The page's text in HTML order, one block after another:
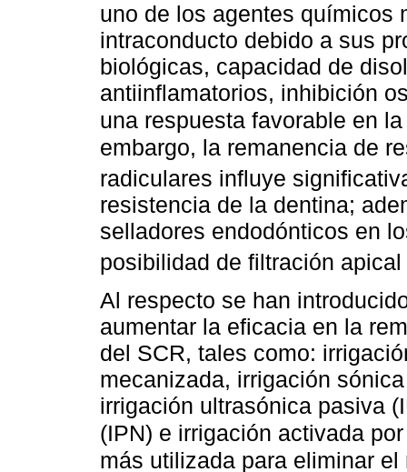
uno de los agentes químicos
intraconducto debido a sus
biológicas, capacidad de
antiinflamatorios, inhibición
una respuesta favorable en
embargo, la remanencia de
radiculares influye
resistencia de la dentina;
selladores endodónticos en
posibilidad de filtración apical
Al respecto se han
aumentar la eficacia en la
del SCR, tales como:
mecanizada, irrigación
irrigación ultrasónica pasiva
(IPN) e irrigación activada
más utilizada para eliminar